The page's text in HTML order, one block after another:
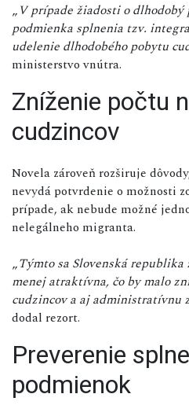
„V prípade žiadosti o dlhodobý
podmienka splnenia tzv.
udelenie dlhodobého pobytu
ministerstvo vnútra.
Zníženie počtu
cudzincov
Novela zároveň rozširuje
nevydá potvrdenie o možnosti
prípade, ak nebude možné
nelegálneho migranta.
„Týmto sa Slovenská
menej atraktívna, čo by malo
cudzincov a aj administratívnu
dodal rezort.
Preverenie
podmienok